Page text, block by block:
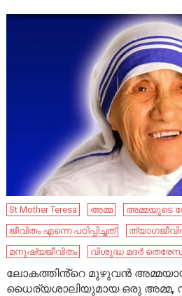
St Mother Teresa അമ്മ അമ്മയുടെ
ജീവിതം എന്നെ പഠിപ്പിച്ചത്
മനുഷ്യജീവിതം
വിശുദ്ധ മദർ
ലോകത്തിൻ്റെ മുഴുവൻ
ധൈര്യശാലിയുമായ ഒരു അമ്മ,